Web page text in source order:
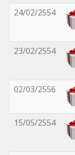
24/02/2554
23/02/2554
02/03/2556
15/05/2554